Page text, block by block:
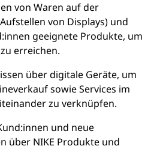
von Waren auf der
von Displays) und
geeignete Produkte, um
erreichen.
über digitale Geräte, um
sowie Services im
zu verknüpfen.
und neue
über NIKE Produkte und